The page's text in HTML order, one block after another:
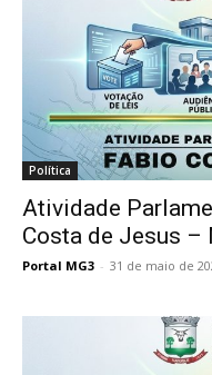
Política
Atividade
Costa de Jesus
Portal MG3 - 31 de maio de